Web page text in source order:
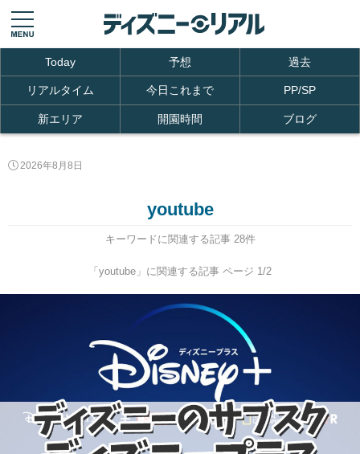
Today 予想 過去
リアルタイム 今日これまで PP/SP
新エリア 開園時間 ブログ
2026年8月8日
youtube
キーワードに関連する記事 28件
「youtube」に関連する記事 ページ 1/2